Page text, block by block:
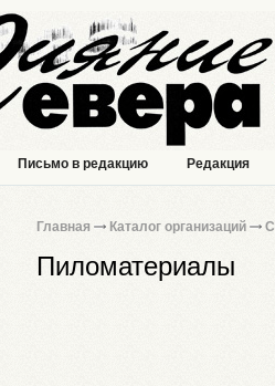
Письмо в редакцию Редакция
Главная Каталог организаций
Пиломатериалы